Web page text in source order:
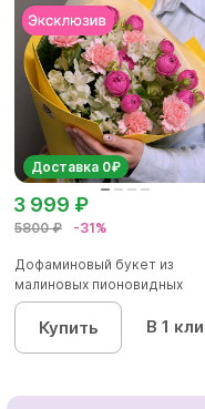
Доставка 0₽
5800 ₽ -31%
3 999 ₽
Дофаминовый букет из
малиновых пионовидных
кустовых роз...
Купить В 1